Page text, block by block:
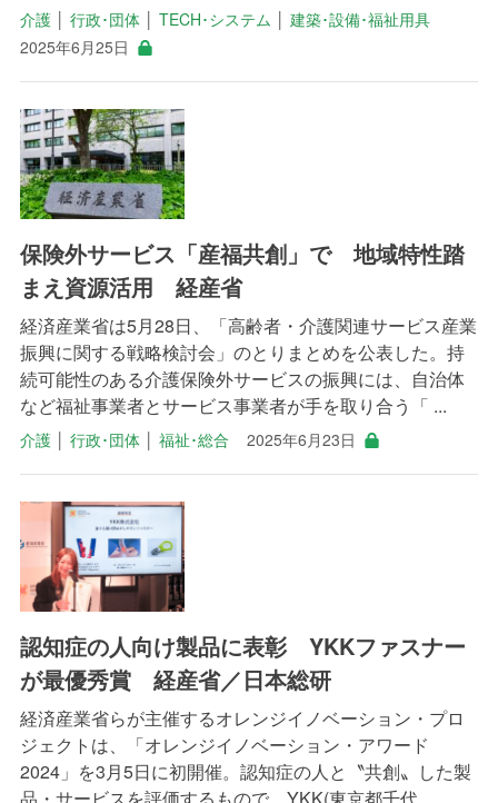
介護│ 行政･団体│ TECH･システム
建築･設備･福祉用具
2025年6月25日
保険外サービス「産福共創」で 地域特性踏
まえ資源活用 経産省
経済産業省は5月28日、「高齢者・介護関連サービス産業
振興に関する戦略検討会」のとりまとめを公表した。持
続可能性のある介護保険外サービスの振興には、自治体
など福祉事業者とサービス事業者が手を取り合う「 ...
介護│ 行政･団体│ 福祉･総合 2025年6月23日
認知症の人向け製品に表彰 YKKファスナー
が最優秀賞 経産省／日本総研
経済産業省らが主催するオレンジイノベーション・プロ
ジェクトは、「オレンジイノベーション・アワード
2024」を3月5日に初開催。認知症の人と〝共創〟した製